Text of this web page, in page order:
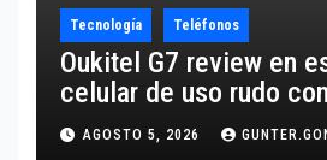
Tecnología Teléfonos
Oukitel G7 review en
celular de uso rudo
10,600 mAh
AGOSTO 5, 2026